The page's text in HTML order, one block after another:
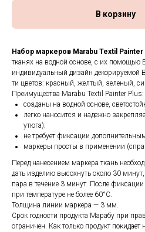
В корзину
Набор маркеров Marabu Textil Painter
тканях на водной основе, с их помощью
индивидуальный дизайн декорируемой
ти цветов: красный, желтый, зеленый,
Преимущества Marabu Textil Painter Plus:
созданы на водной основе,
легко наносится и надежно
утюга);
не требует фиксации
маркеры просты в применении
Перед нанесением маркера ткань
дать изделию высохнуть около 30
пара в течение 3 минут. После
при температуре не более 60°С.
Толщина линии маркера — 3 мм.
Срок годности продукта Марабу при
ограничен. Как только продукт